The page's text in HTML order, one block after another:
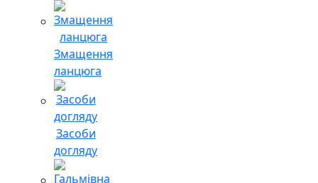
Змащення
ланцюга
Засоби
догляду